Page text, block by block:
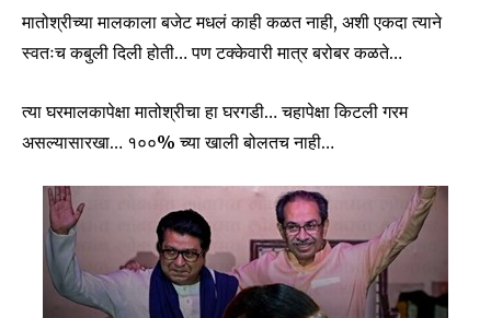
6,300
Fans
32,111
Followers Followers
मातोश्रीच्या मालकाला बजेट मधलं काही कळत नाही, अशी एकदा त्याने
स्वतःच कबुली दिली होती… पण टक्केवारी मात्र बरोबर कळते…
त्या घरमालकापेक्षा मातोश्रीचा हा घरगडी… चहापेक्षा किटली गरम
असल्यासारखा… १००% च्या खाली बोलतच नाही…